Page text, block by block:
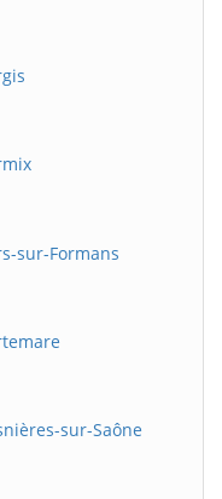
sur-Formans
sur-Saône